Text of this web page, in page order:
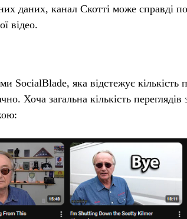
даних, канал Скотті може справді
відео.
SocialBlade, яка відстежує кількість
Хоча загальна кількість